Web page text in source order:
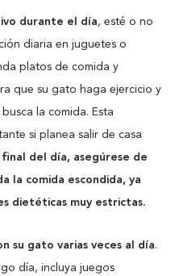
durante el día, esté o no
diaria en juguetes o
platos de comida y
que su gato haga ejercicio y
la comida. Esta
si planea salir de casa
del día, asegúrese de
la comida escondida, ya
dietéticas muy estrictas.
su gato varias veces al día.
día, incluya juegos